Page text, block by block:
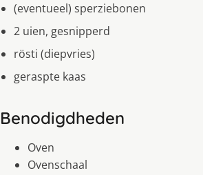
(eventueel) sperziebonen
2 uien, gesnipperd
rösti (diepvries)
geraspte kaas
Benodigdheden
Oven
Ovenschaal